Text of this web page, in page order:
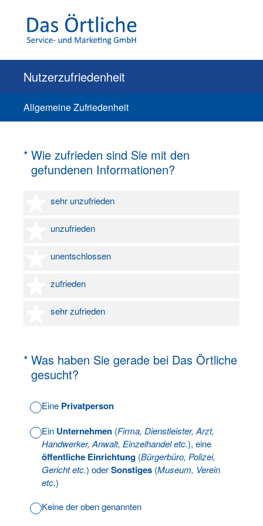
Nutzerzufriedenheit
Allgemeine Zufriedenheit
* Wie zufrieden sind Sie mit den
gefundenen Informationen?
(Erforderlich.)
sehr unzufrieden
1 Stern
unzufrieden
2 Sterne
unentschlossen
3 Sterne
zufrieden
4 Sterne
sehr zufrieden
5 Sterne
* Was haben Sie gerade bei Das Örtliche
gesucht?
(Erforderlich.)
Eine Privatperson
Ein Unternehmen (Firma, Dienstleister, Arzt,
Handwerker, Anwalt, Einzelhandel etc.), eine
öffentliche Einrichtung (Bürgerbüro, Polizei,
Gericht etc.) oderSonstiges (Museum, Verein
etc.)
Keine der oben genannten